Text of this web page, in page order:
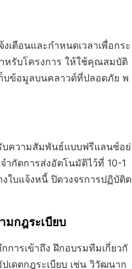
ตือนและกำหนดเวลาเพื่อกระ
หรับโครงการ ให้ใช้คุณสมบัติ
บข้อมูลบนคลาวด์ที่ปลอดภัย พ
รับความสัมพันธ์แบบฟรีแลนซ์อย่
กัดการส่งอัตโนมัติไว้ที่ 10-1
ใบแจ้งหนี้ ปิดวงจรการปฏิบัติต
มกฎระเบียบ
การเข้าถึง ฝึกอบรมทีมเกี่ยวกั
เดตกฎระเบียบ เช่น วิวัฒนาก